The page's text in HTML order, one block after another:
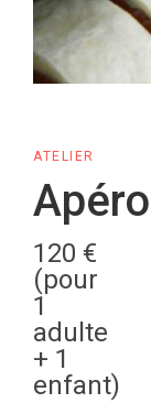
ATELIER
120 €
(pour
1
adulte
+ 1
enfant)